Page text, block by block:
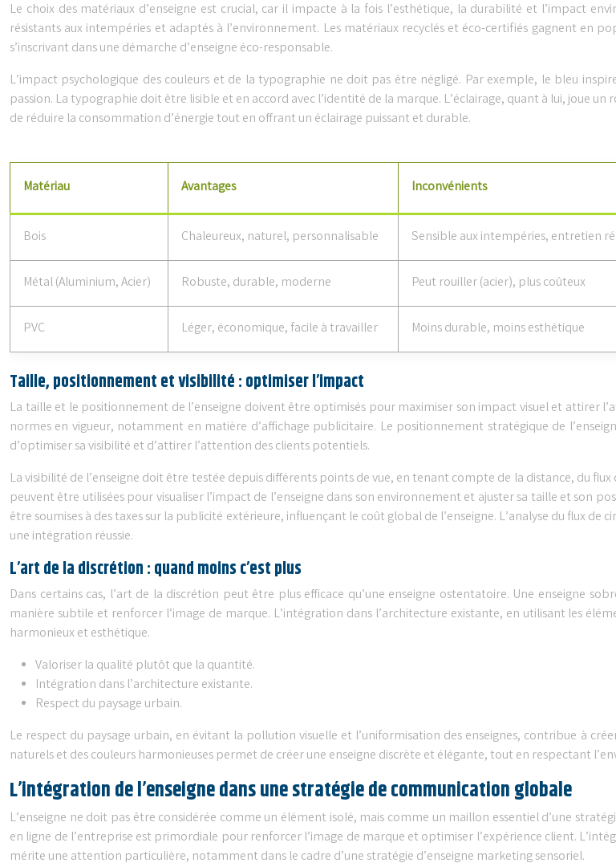
Le choix des matériaux d’enseigne est crucial, car il impacte à la fois l’esthétique, la durabilité et l’impact
résistants aux intempéries et adaptés à l’environnement. Les matériaux recyclés et éco-certifiés gagnent
s’inscrivant dans une démarche d’enseigne éco-responsable.
L’impact psychologique des couleurs et de la typographie ne doit pas être négligé. Par exemple, le bleu
passion. La typographie doit être lisible et en accord avec l’identité de la marque. L’éclairage, quant à lui, joue
de réduire la consommation d’énergie tout en offrant un éclairage puissant et durable.
Matériau Avantages Inconvénients
Bois Chaleureux, naturel, personnalisable Sensible aux intempéries, entretien
Métal (Aluminium, Acier) Robuste, durable, moderne Peut rouiller (acier), plus coûteux
PVC Léger, économique, facile à travailler Moins durable, moins esthétique
Taille, positionnement et visibilité : optimiser l’impact
La taille et le positionnement de l’enseigne doivent être optimisés pour maximiser son impact visuel et attirer
normes en vigueur, notamment en matière d’affichage publicitaire. Le positionnement stratégique de
d’optimiser sa visibilité et d’attirer l’attention des clients potentiels.
La visibilité de l’enseigne doit être testée depuis différents points de vue, en tenant compte de la distance, du
peuvent être utilisées pour visualiser l’impact de l’enseigne dans son environnement et ajuster sa taille et son
être soumises à des taxes sur la publicité extérieure, influençant le coût global de l’enseigne. L’analyse du flux
une intégration réussie.
L’art de la discrétion : quand moins c’est plus
Dans certains cas, l’art de la discrétion peut être plus efficace qu’une enseigne ostentatoire. Une enseigne
manière subtile et renforcer l’image de marque. L’intégration dans l’architecture existante, en utilisant les
harmonieux et esthétique.
Valoriser la qualité plutôt que la quantité.
Intégration dans l’architecture existante.
Respect du paysage urbain.
Le respect du paysage urbain, en évitant la pollution visuelle et l’uniformisation des enseignes, contribue à
naturels et des couleurs harmonieuses permet de créer une enseigne discrète et élégante, tout en respectant
L’intégration de l’enseigne dans une stratégie de communication globale
L’enseigne ne doit pas être considérée comme un élément isolé, mais comme un maillon essentiel d’une
en ligne de l’entreprise est primordiale pour renforcer l’image de marque et optimiser l’expérience client.
mérite une attention particulière, notamment dans le cadre d’une stratégie d’enseigne marketing sensoriel.